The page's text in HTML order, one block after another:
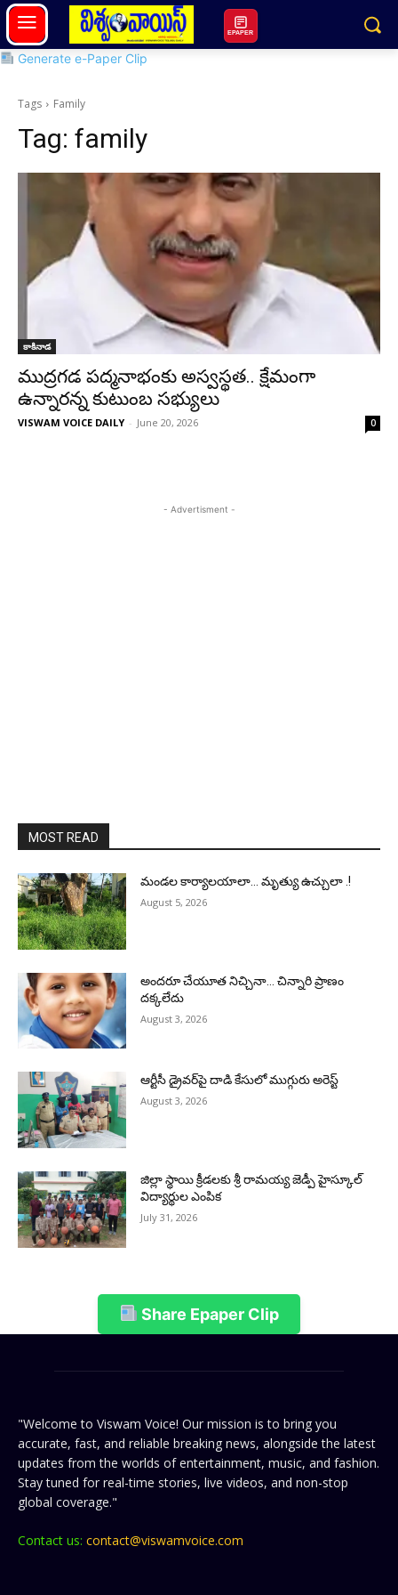
EPAPER
Generate e-Paper Clip
Tags Family
Tag: family
కాకినాడ
ముద్రగడ పద్మనాభంకు అస్వస్థత.. క్షేమంగా
ఉన్నారన్న కుటుంబ సభ్యులు
VISWAM VOICE DAILY - June 20, 2026 0
- Advertisment -
MOST READ
మండల కార్యాలయాలా… మృత్యు ఉచ్చులా .!
August 5, 2026
అందరూ చేయూత నిచ్చినా… చిన్నారి ప్రాణం
దక్కలేదు
August 3, 2026
ఆర్టీసీ డ్రైవర్‌పై దాడి కేసులో ముగ్గురు అరెస్ట్
August 3, 2026
జిల్లా స్థాయి క్రీడలకు శ్రీ రామయ్య జెడ్పీ హైస్కూల్
విద్యార్థుల ఎంపిక
July 31, 2026
Share Epaper Clip
"Welcome to Viswam Voice! Our mission is to bring you
accurate, fast, and reliable breaking news, alongside the latest
updates from the worlds of entertainment, music, and fashion.
Stay tuned for real-time stories, live videos, and non-stop
global coverage."
Contact us: contact@viswamvoice.com